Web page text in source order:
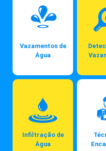
Vazamentos de
Água
Infiltração de
Água